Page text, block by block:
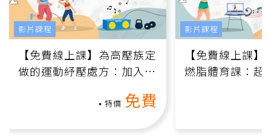
【免費線上課】為高壓族定
做的運動紓壓處方：加入行
特價 免費
影片課程
【免費線上課
燃脂體育課：超
影片課程